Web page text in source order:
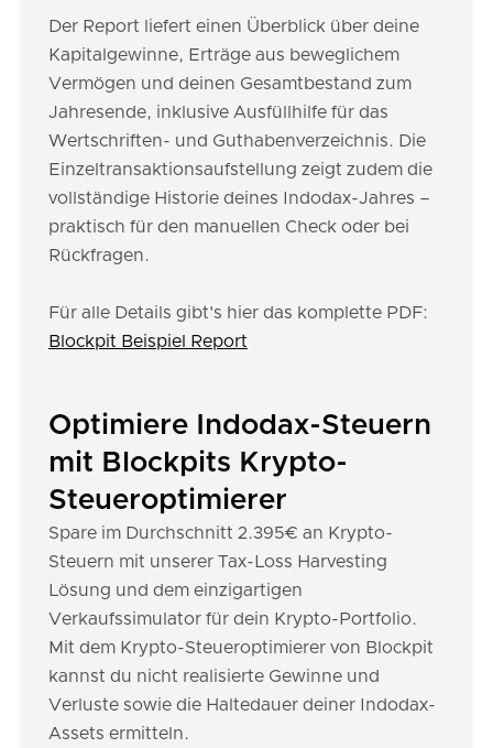
Der Report liefert einen Überblick über deine
Kapitalgewinne, Erträge aus beweglichem
Vermögen und deinen Gesamtbestand zum
Jahresende, inklusive Ausfüllhilfe für das
Wertschriften- und Guthabenverzeichnis. Die
Einzeltransaktionsaufstellung zeigt zudem die
vollständige Historie deines Indodax-Jahres –
praktisch für den manuellen Check oder bei
Rückfragen.
Für alle Details gibt's hier das komplette PDF:
Blockpit Beispiel Report
Optimiere Indodax-Steuern
mit Blockpits Krypto-
Steueroptimierer
Spare im Durchschnitt 2.395€ an Krypto-
Steuern mit unserer Tax-Loss Harvesting
Lösung und dem einzigartigen
Verkaufssimulator für dein Krypto-Portfolio.
Mit dem Krypto-Steueroptimierer von Blockpit
kannst du nicht realisierte Gewinne und
Verluste sowie die Haltedauer deiner Indodax-
Assets ermitteln.